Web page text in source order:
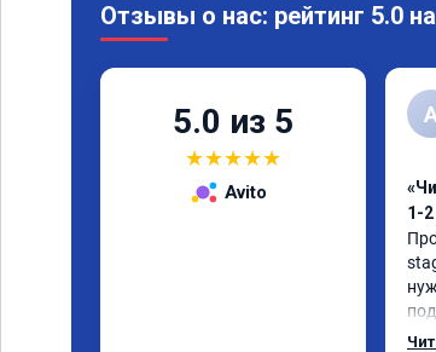
Отзывы о нас: рейтинг 5.0
5.0 из 5
★★★★★
Avito
1-2